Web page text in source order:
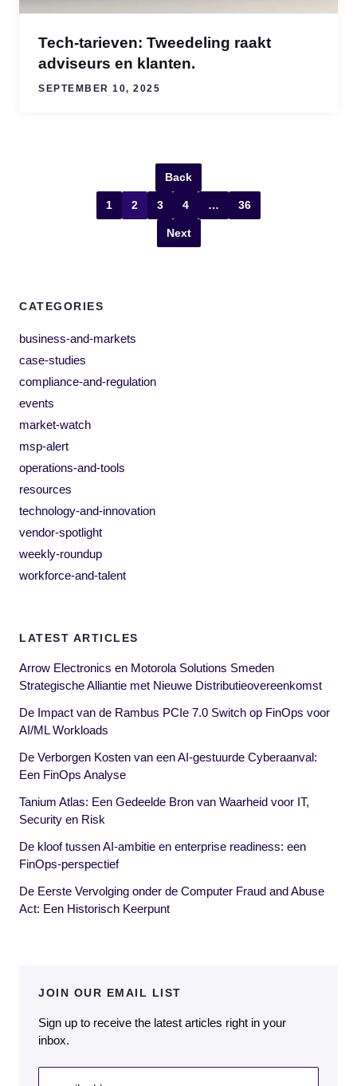
Tech-tarieven: Tweedeling raakt
adviseurs en klanten.
SEPTEMBER 10, 2025
Back
1 2 3 4 … 36
Next
CATEGORIES
business-and-markets
case-studies
compliance-and-regulation
events
market-watch
msp-alert
operations-and-tools
resources
technology-and-innovation
vendor-spotlight
weekly-roundup
workforce-and-talent
LATEST ARTICLES
Arrow Electronics en Motorola Solutions Smeden
Strategische Alliantie met Nieuwe Distributieovereenkomst
De Impact van de Rambus PCIe 7.0 Switch op FinOps voor
AI/ML Workloads
De Verborgen Kosten van een AI-gestuurde Cyberaanval:
Een FinOps Analyse
Tanium Atlas: Een Gedeelde Bron van Waarheid voor IT,
Security en Risk
De kloof tussen AI-ambitie en enterprise readiness: een
FinOps-perspectief
De Eerste Vervolging onder de Computer Fraud and Abuse
Act: Een Historisch Keerpunt
JOIN OUR EMAIL LIST
Sign up to receive the latest articles right in your
inbox.